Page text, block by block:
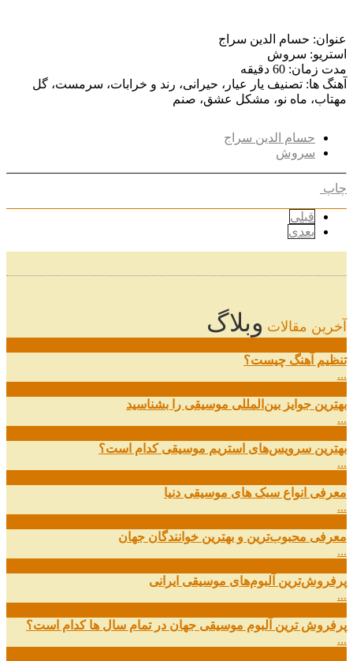
عنوان: حسام الدین سراج
استریو: سروش
مدت زمان: 60 دقیقه
آهنگ ها: تصنیف یار عیار، حیرانی، رند و خرابات، سرمست، گل
مهتاب، ماه نو، مشکل عشق، صنم
حسام الدین سراج
سروش
چاپ
قبلی
بعدی
آخرین مقالات وبلاگ
تنظیم آهنگ چیست؟
...
بهترین جوایز بین‌المللی موسیقی را بشناسید
...
بهترین سرویس‌های استریم موسیقی کدام است؟
...
معرفی انواع سبک های موسیقی دنیا
...
معرفی محبوب‌ترین و بهترین خوانندگان جهان
...
پرفروش‌ترین آلبوم‌های موسیقی ایرانی
...
پرفروش ترین آلبوم موسیقی جهان در تمام سال ها کدام است؟
...